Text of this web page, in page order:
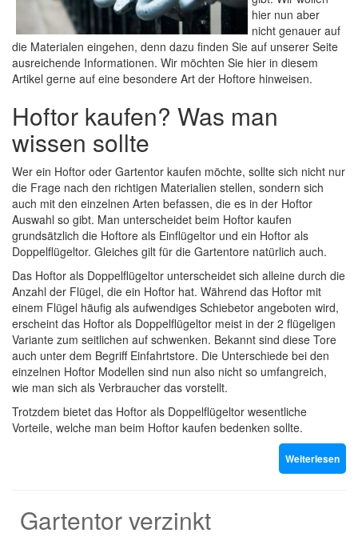
hier nun aber
nicht genauer auf
die Materialen eingehen, denn dazu finden Sie auf unserer Seite
ausreichende Informationen. Wir möchten Sie hier in diesem
Artikel gerne auf eine besondere Art der Hoftore hinweisen.
Hoftor kaufen? Was man
wissen sollte
Wer ein Hoftor oder Gartentor kaufen möchte, sollte sich nicht nur
die Frage nach den richtigen Materialien stellen, sondern sich
auch mit den einzelnen Arten befassen, die es in der Hoftor
Auswahl so gibt. Man unterscheidet beim Hoftor kaufen
grundsätzlich die Hoftore als Einflügeltor und ein Hoftor als
Doppelflügeltor. Gleiches gilt für die Gartentore natürlich auch.
Das Hoftor als Doppelflügeltor unterscheidet sich alleine durch die
Anzahl der Flügel, die ein Hoftor hat. Während das Hoftor mit
einem Flügel häufig als aufwendiges Schiebetor angeboten wird,
erscheint das Hoftor als Doppelflügeltor meist in der 2 flügeligen
Variante zum seitlichen auf schwenken. Bekannt sind diese Tore
auch unter dem Begriff Einfahrtstore. Die Unterschiede bei den
einzelnen Hoftor Modellen sind nun also nicht so umfangreich,
wie man sich als Verbraucher das vorstellt.
Trotzdem bietet das Hoftor als Doppelflügeltor wesentliche
Vorteile, welche man beim Hoftor kaufen bedenken sollte.
Weiterlesen
Gartentor verzinkt